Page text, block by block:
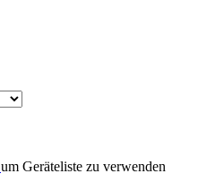
um Geräteliste zu verwenden